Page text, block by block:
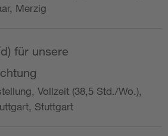
Merzig
für unsere
Vollzeit (38,5 Std./Wo.),
Stuttgart